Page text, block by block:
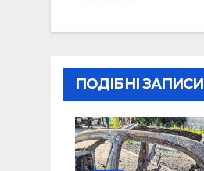
ПОДІБНІ ЗАПИСИ